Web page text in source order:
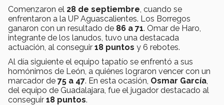
Comenzaron el 28 de septiembre , cuando se
enfrentaron a la UP Aguascalientes. Los Borregos
ganaron con un resultado de 86 a 71. Omar de Haro,
integrante de los lanudos, tuvo una destacada
actuación, al conseguir 18 puntos y 6 rebotes.
Al día siguiente el equipo tapatío se enfrentó a sus
homónimos de León, a quiénes lograron vencer con un
marcador de 75 a 47. En esta ocasión, Osmar García
del equipo de Guadalajara, fue el jugador destacado al
conseguir 18 puntos.